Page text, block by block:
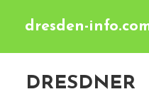
dresden-
DRESDNER